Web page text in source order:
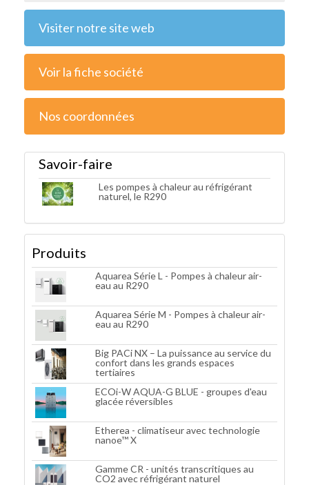
Visiter notre site web
Voir la fiche société
Nos coordonnées
Savoir-faire
Les pompes à chaleur au réfrigérant
naturel, le R290
Produits
Aquarea Série L - Pompes à chaleur air-
eau au R290
Aquarea Série M - Pompes à chaleur air-
eau au R290
Big PACi NX – La puissance au service du
confort dans les grands espaces
tertiaires
ECOi-W AQUA-G BLUE - groupes d'eau
glacée réversibles
Etherea - climatiseur avec technologie
nanoe™ X
Gamme CR - unités transcritiques au
CO2 avec réfrigérant naturel